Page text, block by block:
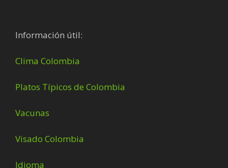
Información útil:
Clima Colombia
Platos Típicos de Colombia
Vacunas
Visado Colombia
Idioma